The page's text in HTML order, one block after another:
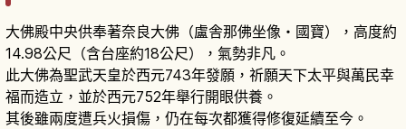
大佛殿中央供奉著奈良大佛（盧舎那佛坐像・國寶），高度約
14.98公尺（含台座約18公尺），氣勢非凡。
此大佛為聖武天皇於西元743年發願，祈願天下太平與萬民幸
福而造立，並於西元752年舉行開眼供養。
其後雖兩度遭兵火損傷，仍在每次都獲得修復延續至今。